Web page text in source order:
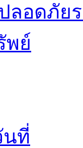
ลอดภัย
พย์
นที่